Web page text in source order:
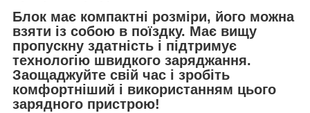
Блок має компактні розміри, його можна
взяти із собою в поїздку. Має вищу
пропускну здатність і підтримує
технологію швидкого заряджання.
Заощаджуйте свій час і зробіть
комфортніший і використанням цього
зарядного пристрою!